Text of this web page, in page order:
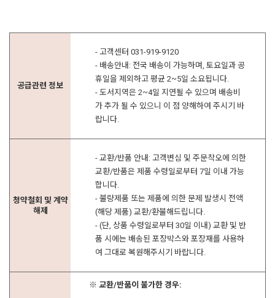
공급관련 정보
- 고객센터 031-919-9120
- 배송안내: 전국 배송이 가능하며, 토요일과 공
휴일을 제외하고 평균 2~5일 소요됩니다.
- 도서지역은 2~4일 지연될 수 있으며 배송비
가 추가 될 수 있으니 이 점 양해하여 주시기 바
랍니다.
청약철회 및 계약
해제
- 교환/반품 안내: 고객변심 및 주문착오에 의한
교환/반품은 제품 수령일로부터 7일 이내 가능
합니다.
- 불량제품 또는 제품에 의한 문제 발생시 전액
(해당 제품) 교환/환불해드립니다.
- (단, 상품 수령일로부터 30일 이내) 교환 및 반
품 시에는 배송된 포장박스와 포장재를 사용하
여 그대로 복원해주시기 바랍니다.
※ 교환/반품이 불가한 경우: